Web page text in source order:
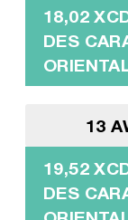
18,02
DES
13
19,52
DES